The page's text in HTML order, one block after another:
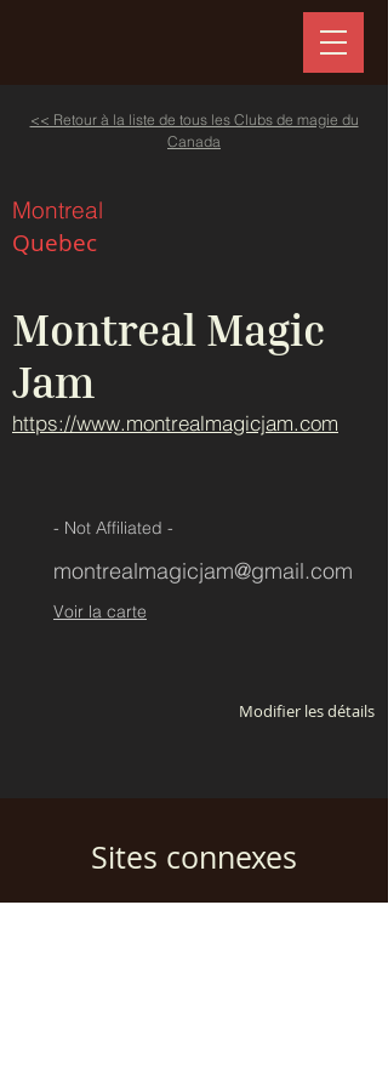
<< Retour à la liste de tous les Clubs de magie du
Canada
Montreal
Quebec
Montreal Magic
Jam
https://www.montrealmagicjam.com
- Not Affiliated -
montrealmagicjam@gmail.com
Voir la carte
Modifier les détails
Sites connexes